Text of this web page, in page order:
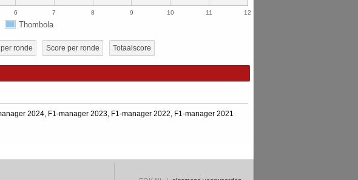
6 7 8 9 10 11 12
Thombola
ronde Score per ronde Totaalscore
2024, F1-manager 2023, F1-manager 2022, F1-manager 2021